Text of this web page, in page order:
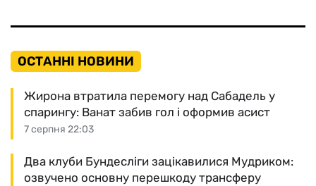
ОСТАННІ НОВИНИ
7 серпня 22:03
Жирона втратила перемогу над Сабадель у
спарингу: Ванат забив гол і оформив асист
Два клуби Бундесліги зацікавилися Мудриком:
озвучено основну перешкоду трансферу